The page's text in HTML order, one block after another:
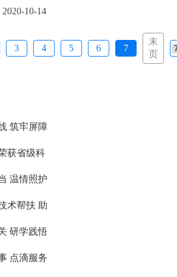
主席、中央军委主席习近平出席会议并
2020-10-14
3 4 5 6 7
末
页
筑牢屏障
获省级科
温情照护
术帮扶 助
研学践悟
点滴服务